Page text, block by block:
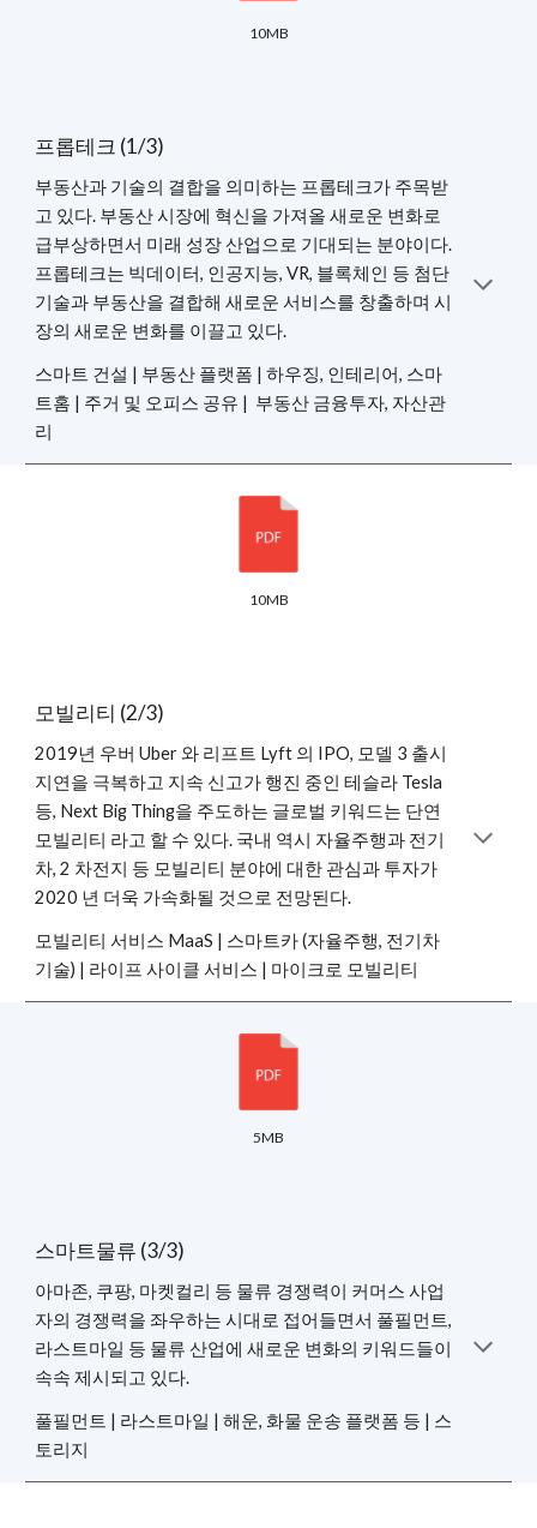
10MB
프롭테크 (1/3)
부동산과 기술의 결합을 의미하는 프롭테크가 주목받
고 있다. 부동산 시장에 혁신을 가져올 새로운 변화로
급부상하면서 미래 성장 산업으로 기대되는 분야이다.
프롭테크는 빅데이터, 인공지능, VR, 블록체인 등 첨단
기술과 부동산을 결합해 새로운 서비스를 창출하며 시
장의 새로운 변화를 이끌고 있다.
스마트 건설 | 부동산 플랫폼 | 하우징, 인테리어, 스마
트홈 | 주거 및 오피스 공유 | 부동산 금융투자, 자산관
리
10MB
모빌리티 (2/3)
2019년 우버 Uber 와 리프트 Lyft 의 IPO, 모델 3 출시
지연을 극복하고 지속 신고가 행진 중인 테슬라 Tesla
등, Next Big Thing을 주도하는 글로벌 키워드는 단연
모빌리티 라고 할 수 있다. 국내 역시 자율주행과 전기
차, 2 차전지 등 모빌리티 분야에 대한 관심과 투자가
2020 년 더욱 가속화될 것으로 전망된다.
모빌리티 서비스 MaaS | 스마트카 (자율주행, 전기차
기술) | 라이프 사이클 서비스 | 마이크로 모빌리티
5MB
스마트물류 (3/3)
아마존, 쿠팡, 마켓컬리 등 물류 경쟁력이 커머스 사업
자의 경쟁력을 좌우하는 시대로 접어들면서 풀필먼트,
라스트마일 등 물류 산업에 새로운 변화의 키워드들이
속속 제시되고 있다.
풀필먼트 | 라스트마일 | 해운, 화물 운송 플랫폼 등 | 스
토리지